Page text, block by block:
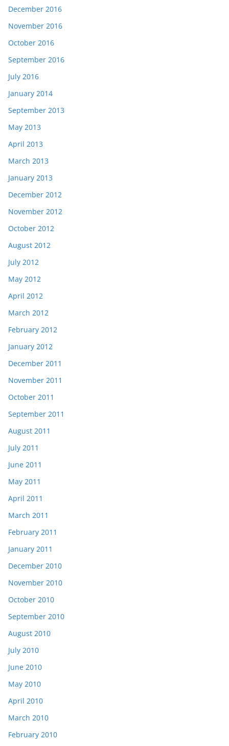
December 2016
November 2016
October 2016
September 2016
July 2016
January 2014
September 2013
May 2013
April 2013
March 2013
January 2013
December 2012
November 2012
October 2012
August 2012
July 2012
May 2012
April 2012
March 2012
February 2012
January 2012
December 2011
November 2011
October 2011
September 2011
August 2011
July 2011
June 2011
May 2011
April 2011
March 2011
February 2011
January 2011
December 2010
November 2010
October 2010
September 2010
August 2010
July 2010
June 2010
May 2010
April 2010
March 2010
February 2010